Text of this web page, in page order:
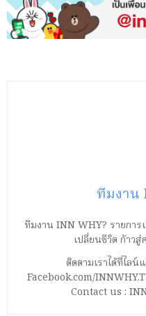
ทีมงาน
ทีมงาน INN WHY? รายกา
เปลี่ยนชีวิต ก้าว
ติดตามเราได้ที่ไล
Facebook.com/
Contact us :